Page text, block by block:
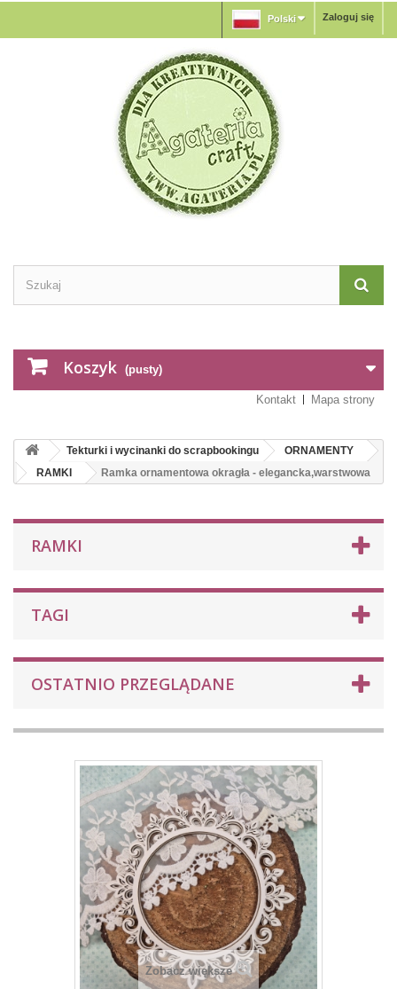
Zaloguj się
Polski
Koszyk (pusty)
Kontakt Mapa strony
Tekturki i wycinanki do scrapbookingu
ORNAMENTY
RAMKI
Ramka ornamentowa okragła - elegancka,warstwowa
RAMKI
TAGI
OSTATNIO PRZEGLĄDANE
Zobacz większe